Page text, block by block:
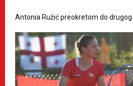
Antonia Ružić preokretom do